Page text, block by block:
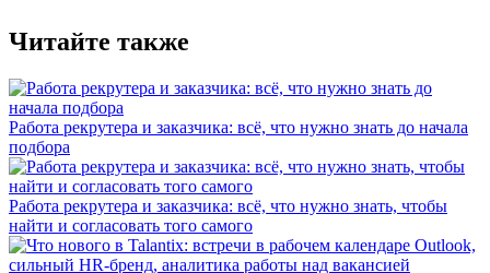
Читайте также
Работа рекрутера и заказчика: всё, что нужно знать до начала
подбора
Работа рекрутера и заказчика: всё, что нужно знать, чтобы
найти и согласовать того самого